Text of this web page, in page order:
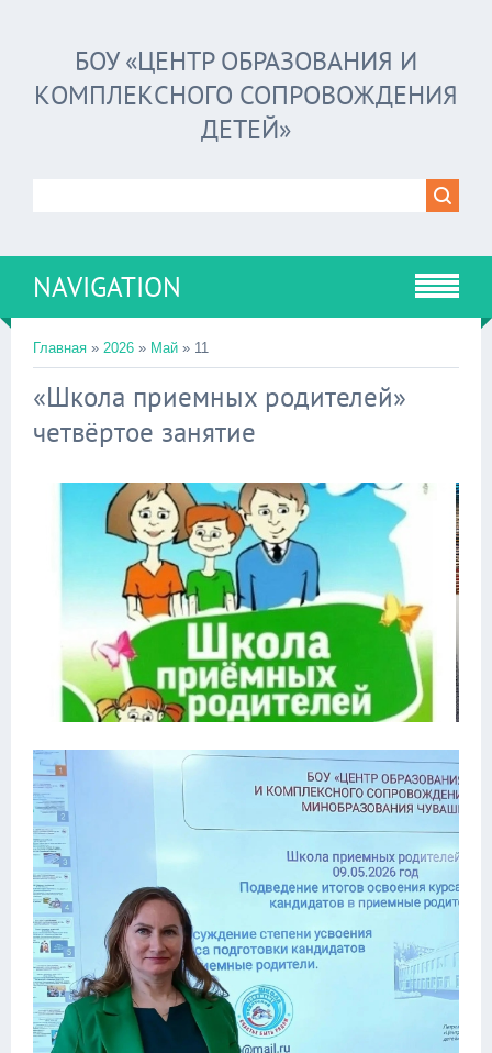
БОУ «ЦЕНТР ОБРАЗОВАНИЯ И
КОМПЛЕКСНОГО СОПРОВОЖДЕНИЯ
ДЕТЕЙ»
NAVIGATION
Главная » 2026 » Май » 11
«Школа приемных родителей»
четвёртое занятие